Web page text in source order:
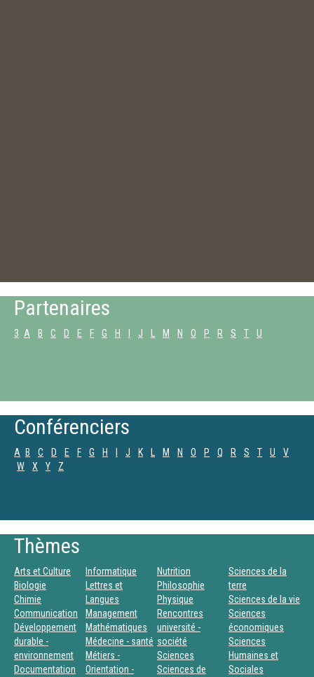
Partenaires
3 A B C D E F G H J M N O P R S T U
Conférenciers
A B C D E F G H J K M N O P Q R S T U
V
W
X Y Z
Thèmes
Arts et Culture
Biologie
Chimie
Communication
Développement
durable -
environnement
Documentation
Informatique
Lettres et
Langues
Management
Mathématiques
Médecine - santé
Métiers -
Orientation -
Nutrition
Philosophie
Physique
Rencontres
université -
société
Sciences
Sciences de
Sciences de la
terre
Sciences de la vie
Sciences
économiques
Sciences
Humaines et
Sociales